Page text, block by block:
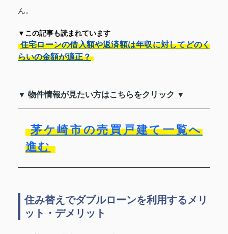
ん。
▼この記事も読まれています
住宅ローンの借入額や返済額は年収に対してどのく
らいの金額が適正？
▼ 物件情報が見たい方はこちらをクリック ▼
茅ケ崎市の売買戸建て一覧へ
進む
住み替えでダブルローンを利用するメリ
ット・デメリット